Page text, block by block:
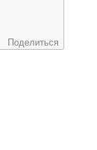
Поделиться